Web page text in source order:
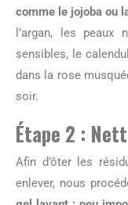
comme le jojoba ou
l’argan, les peaux
sensibles, le
dans la rose
soir.
Étape 2 :
Afin d’ôter les
enlever, nous